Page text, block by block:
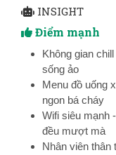
INSIGHT
Điểm mạnh
Không gian
sống ảo
Menu đồ uống
ngon bá cháy
Wifi siêu mạnh
đều mượt mà
Nhân viên thân